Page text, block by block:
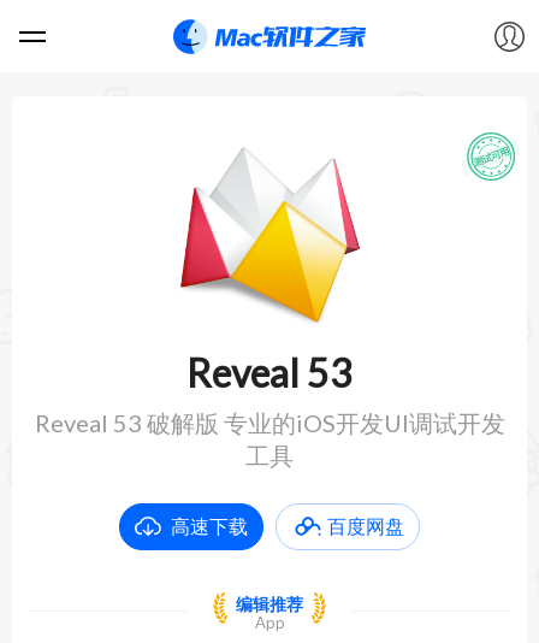
Reveal 53
Reveal 53 破解版 专业的iOS开发UI调试开发
工具
高速下载 百度网盘
编辑推荐
App